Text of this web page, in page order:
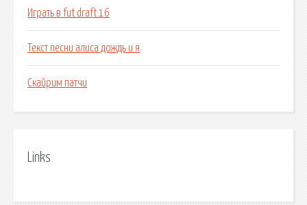
Играть в fut draft 16
Текст песни алиса дождь и я
Скайрим патчи
Links